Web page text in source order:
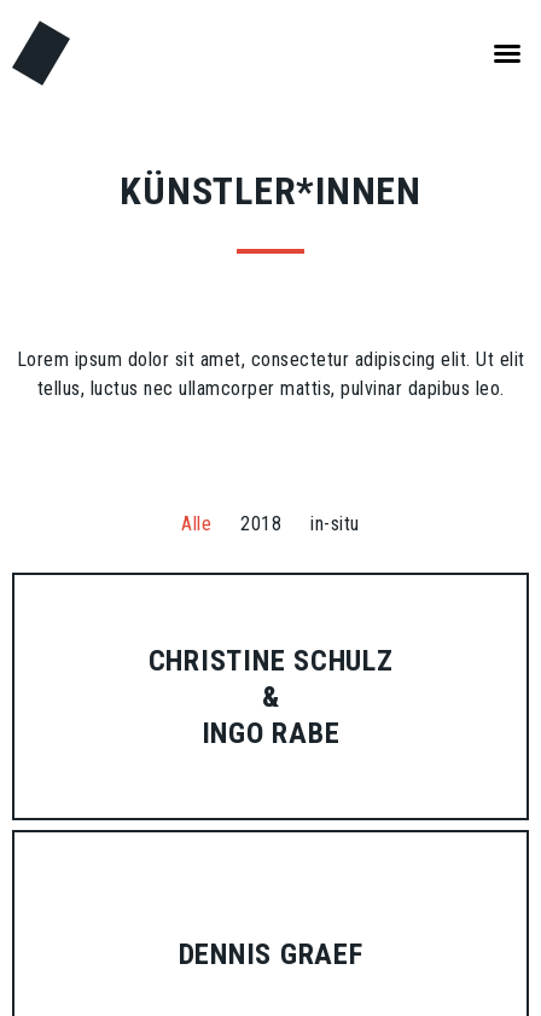
KÜNSTLER*INNEN
Lorem ipsum dolor sit amet, consectetur adipiscing elit. Ut elit
tellus, luctus nec ullamcorper mattis, pulvinar dapibus leo.
Alle 2018 in-situ
CHRISTINE SCHULZ
&
INGO RABE
DENNIS GRAEF